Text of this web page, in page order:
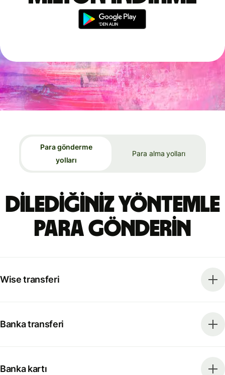
Para gönderme
yolları
Para alma yolları
Dilediğiniz yöntemle
para gönderin
Wise transferi
Banka transferi
Banka kartı